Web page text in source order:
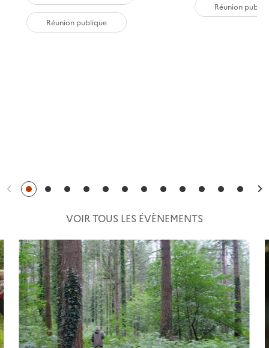
Réunion publique
Réunion
VOIR TOUS LES ÉVÈNEMENTS